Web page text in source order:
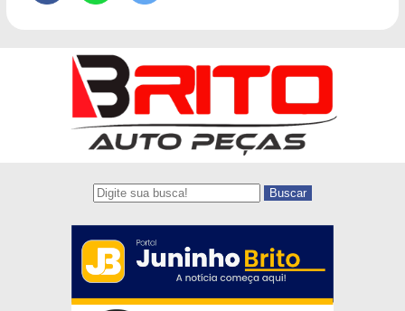
Buscar